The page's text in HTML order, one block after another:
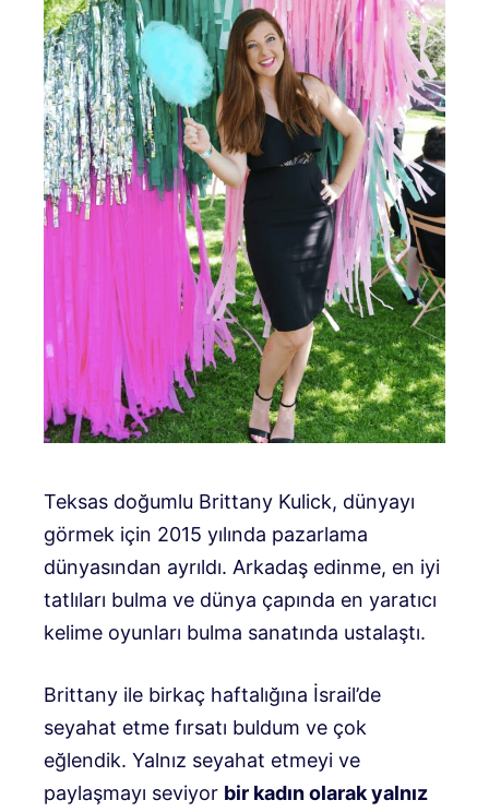
Teksas doğumlu Brittany Kulick, dünyayı
görmek için 2015 yılında pazarlama
dünyasından ayrıldı. Arkadaş edinme, en iyi
tatlıları bulma ve dünya çapında en yaratıcı
kelime oyunları bulma sanatında ustalaştı.
Brittany ile birkaç haftalığına İsrail’de
seyahat etme fırsatı buldum ve çok
eğlendik. Yalnız seyahat etmeyi ve
paylaşmayı seviyor bir kadın olarak yalnız